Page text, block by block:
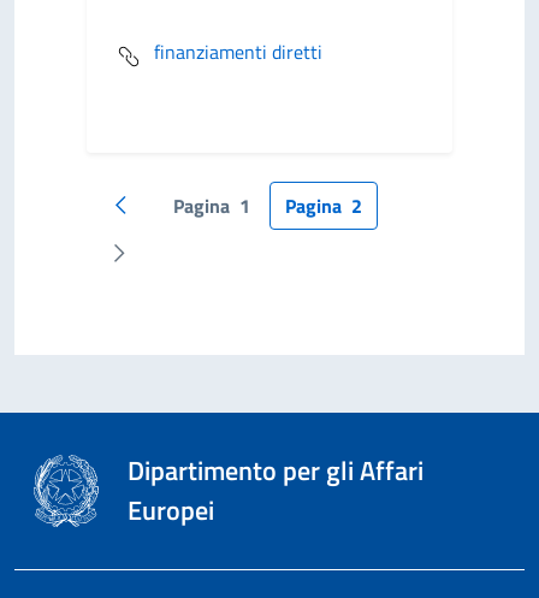
finanziamenti diretti
Pagina precedente
Pagina 1 Pagina 2
Pagina successiva
Dipartimento per gli Affari
Europei